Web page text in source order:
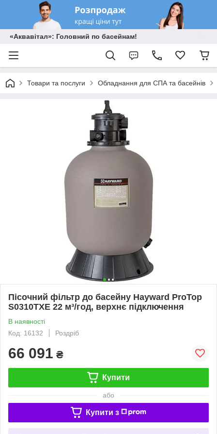
«Аквавітал»: Головний по басейнам!
Товари та послуги Обладнання для СПА та басейнів
Пісочний фільтр до басейну Hayward ProTop
S0310TXE 22 м³/год, верхнє підключення
В наявності
Код: 16132
Роздріб
66 091 ₴
Купити
або
Купити з